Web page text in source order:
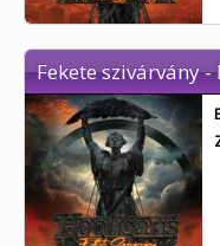
Fekete szivárvány